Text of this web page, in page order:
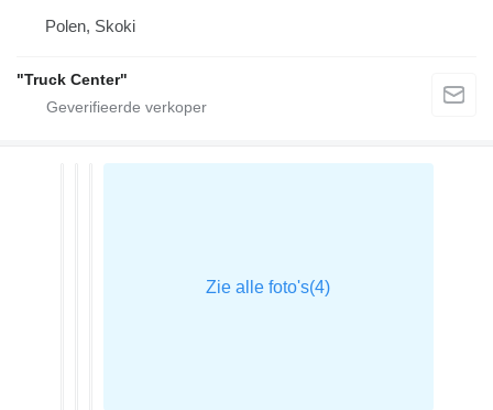
Polen, Skoki
"Truck Center"